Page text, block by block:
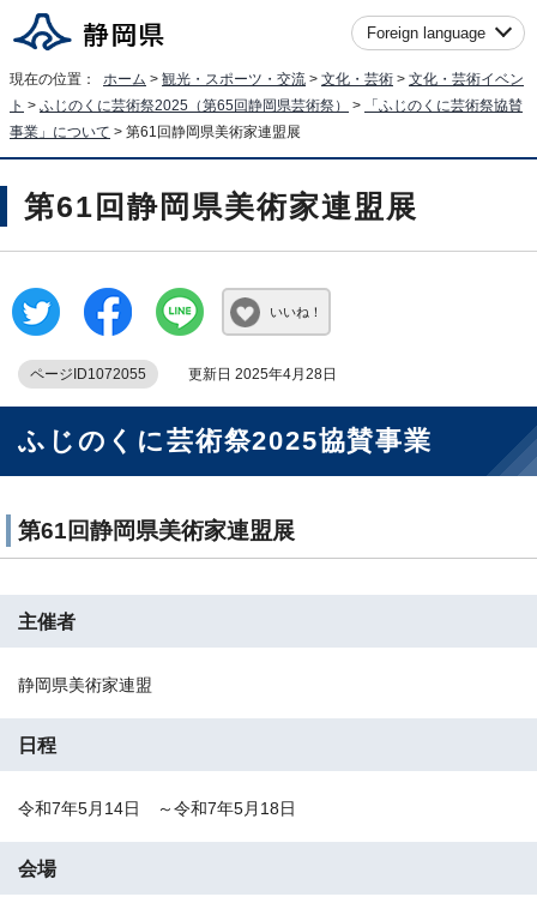
Foreign language
現在の位置： ホーム > 観光・スポーツ・交流 > 文化・芸術 > 文化・芸術イベン
ト > ふじのくに芸術祭2025（第65回静岡県芸術祭） >
「ふじのくに芸術祭協賛
事業」について > 第61回静岡県美術家連盟展
第61回静岡県美術家連盟展
いいね！
ページID1072055 更新日 2025年4月28日
ふじのくに芸術祭2025協賛事業
第61回静岡県美術家連盟展
主催者
静岡県美術家連盟
日程
令和7年5月14日 ～令和7年5月18日
会場